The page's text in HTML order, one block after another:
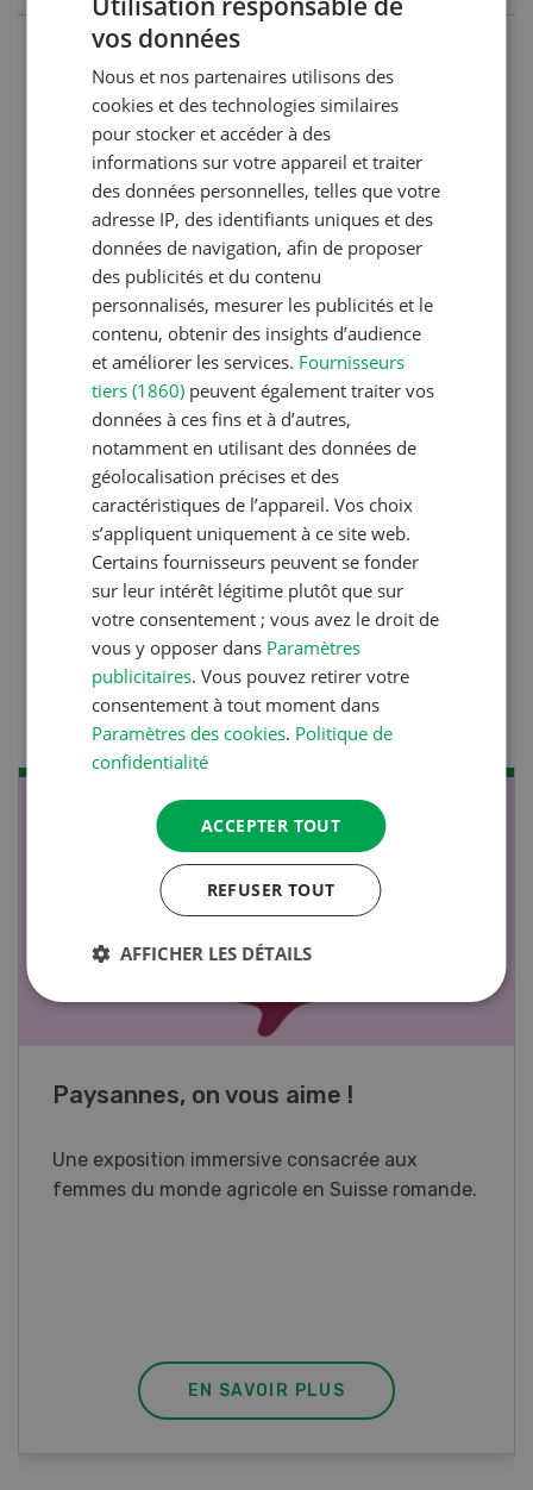
Noms de vaches en Suisse :
liste de A à Z
Production animale
L’aide du vétérinaire: «Que
faire en cas de diarrhée
chez les chèvres ? »
Production végétale
Couverts végétaux:
objectifs clairs, bénéfices
durables
Production animale
Lutter efficacement contre
la diarrhée des porcelets
JAN
Cours spécialisé Aquaculture
Vous élevez des poissons ou songez à le faire?
Ce cours vous équipe du savoir nécessaire. Si
EN SAVOIR PLUS
vos données
Nous et nos partenaires utilisons des
cookies et des technologies similaires
pour stocker et accéder à des
informations sur votre appareil et traiter
des données personnelles, telles que votre
adresse IP, des identifiants uniques et des
données de navigation, afin de proposer
des publicités et du contenu
personnalisés, mesurer les publicités et le
contenu, obtenir des insights d’audience
et améliorer les services. Fournisseurs
tiers (1860) peuvent également traiter vos
données à ces fins et à d’autres,
notamment en utilisant des données de
géolocalisation précises et des
caractéristiques de l’appareil. Vos choix
s’appliquent uniquement à ce site web.
Certains fournisseurs peuvent se fonder
sur leur intérêt légitime plutôt que sur
votre consentement ; vous avez le droit de
vous y opposer dans Paramètres
publicitaires. Vous pouvez retirer votre
consentement à tout moment dans
Paramètres des cookies. Politique de
confidentialité
ACCEPTER TOUT
REFUSER TOUT
AFFICHER LES DÉTAILS